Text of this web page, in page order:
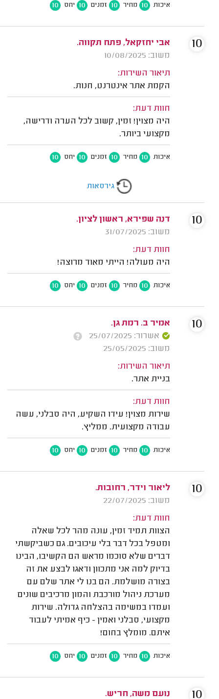
איכות 10 מחיר 10 זמנים 10 יחס 10
אבי יחזקאל, פתח תקווה.
משוב: 10/08/2025
תיאור השירות:
הקמת אתר אינטרנט, חנות.
חוות דעת:
היה מצוין! זמין, קשוב לכל הערה ודרישה,
מקצועי ביותר.
איכות 10 מחיר 10 זמנים 10 יחס 10
10
גירסאות
דנה שפירא, ראשון לציון.
משוב: 31/07/2025
חוות דעת:
היה מעולה! הייתי מאוד מרוצה!
איכות 10 מחיר 10 זמנים 10 יחס 10
10
אמיר ב. רמת גן.
אשרור: 25/07/2025
משוב: 25/05/2025
תיאור השירות:
בניית אתר.
חוות דעת:
שירות מצוין! עידו השקיע, היה סבלני, עשה
עבודה מקצועית. ממליץ.
איכות 10 מחיר 10 זמנים 10 יחס 10
10
ליאור וידר, רחובות.
משוב: 22/07/2025
חוות דעת:
הצוות תמיד זמין, עונה מהר לכל שאלה
ומטפל בכל דבר בלי עיכובים. גם כשביקשתי
דברים שלא סוכמו מראש הם הקשיבו, הבינו
בדיוק למה אני מתכוון ודאגו לבצע את זה
בצורה מושלמת. הם בנו לי אתר שלם עם
מערכת ניהול מורכבת והמון מרכיבים שונים
ועמדו במשימה בהצלחה גדולה. שירות
מקצועי, סבלני ואמין - כיף אמיתי לעבוד
איתם. מומלץ בחום!
איכות 10 מחיר 10 זמנים 10 יחס 10
10
נועם משה, חריש.
10